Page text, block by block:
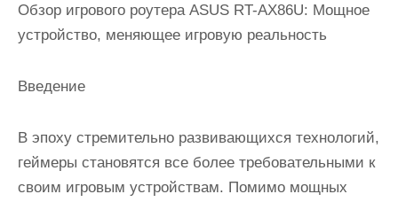
Обзор игрового роутера ASUS RT-AX86U: Мощное
устройство, меняющее игровую реальность
Введение
В эпоху стремительно развивающихся технологий,
геймеры становятся все более требовательными к
своим игровым устройствам. Помимо мощных